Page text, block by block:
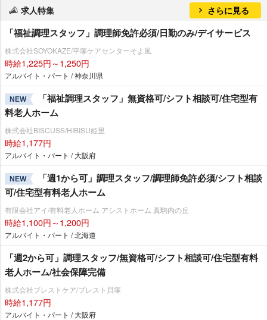
求人特集 さらに見る
「福祉調理スタッフ」調理師免許必須/日勤のみ/デイサービス
株式会社SOYOKAZE/平塚ケアセンターそよ風
時給1,225円～1,250円
アルバイト・パート / 神奈川県
NEW
「福祉調理スタッフ」無資格可/シフト相談可/住宅型有
料老人ホーム
株式会社BISCUSS/HIBISU姫里
時給1,177円
アルバイト・パート / 大阪府
NEW
「週1から可」調理スタッフ/調理師免許必須/シフト相談
可/住宅型有料老人ホーム
有限会社アイ/有料老人ホーム アシストホーム 真駒内の丘
時給1,100円～1,200円
アルバイト・パート / 北海道
「週2から可」調理スタッフ/無資格可/シフト相談可/住宅型有料
老人ホーム/社会保障完備
株式会社ブレストケア/ブレスト貝塚
時給1,177円
アルバイト・パート / 大阪府